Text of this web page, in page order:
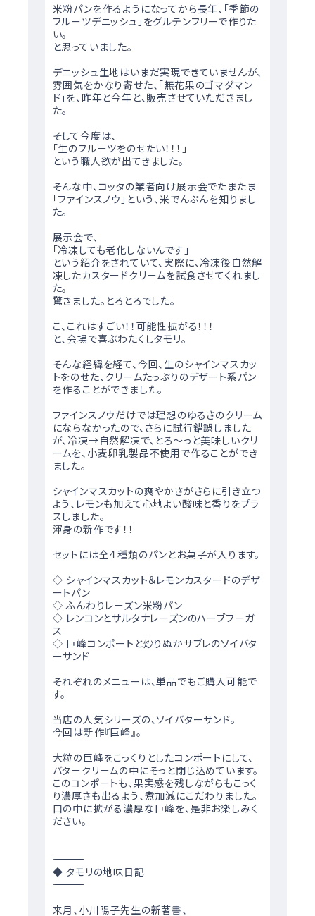
米粉パンを作るようになってから長年、「季節の
フルーツデニッシュ」をグルテンフリーで作りた
い。
と思っていました。
デニッシュ生地はいまだ実現できていませんが、
雰囲気をかなり寄せた、「無花果のゴマダマン
ド」を、昨年と今年と、販売させていただきまし
た。
そして今度は、
「生のフルーツをのせたい！！！」
という職人欲が出てきました。
そんな中、コッタの業者向け展示会でたまたま
「ファインスノウ」という、米でんぷんを知りまし
た。
展示会で、
「冷凍しても老化しないんです」
という紹介をされていて、実際に、冷凍後自然解
凍したカスタードクリームを試食させてくれまし
た。
驚きました。とろとろでした。
こ、これはすごい！！可能性拡がる！！！
と、会場で喜ぶわたくしタモリ。
そんな経緯を経て、今回、生のシャインマスカッ
トをのせた、クリームたっぷりのデザート系パン
を作ることができました。
ファインスノウだけでは理想のゆるさのクリーム
にならなかったので、さらに試行錯誤しました
が、冷凍→自然解凍で、とろ～っと美味しいクリ
ームを、小麦卵乳製品不使用で作ることができ
ました。
シャインマスカットの爽やかさがさらに引き立つ
よう、レモンも加えて心地よい酸味と香りをプラ
スしました。
渾身の新作です！！
セットには全４種類のパンとお菓子が入ります。
◇ シャインマスカット＆レモンカスタードのデザ
ートパン
◇ ふんわりレーズン米粉パン
◇ レンコンとサルタナレーズンのハーブフーガ
ス
◇ 巨峰コンポートと炒りぬかサブレのソイバタ
ーサンド
それぞれのメニューは、単品でもご購入可能で
す。
当店の人気シリーズの、ソイバターサンド。
今回は新作『巨峰』。
大粒の巨峰をこっくりとしたコンポートにして、
バタークリームの中にそっと閉じ込めています。
このコンポートも、果実感を残しながらもこっく
り濃厚さも出るよう、煮加減にこだわりました。
口の中に拡がる濃厚な巨峰を、是非お楽しみく
ださい。
―――――――――――――――――――――
◆ タモリの地味日記
―――――――――――――――――――――
来月、小川陽子先生の新著書、